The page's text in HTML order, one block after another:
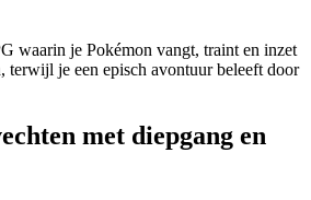
waarin je Pokémon vangt, traint en inzet
terwijl je een episch avontuur beleeft door
met diepgang en